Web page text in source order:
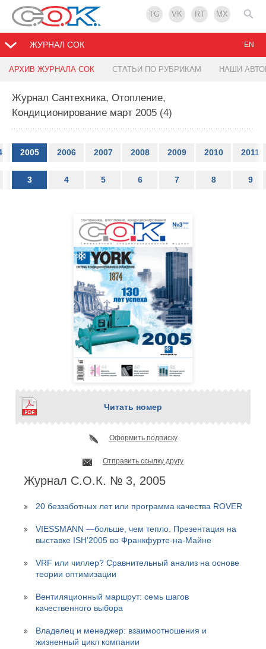
TG VK RT MX
ЖУРНАЛ СОК
АРХИВ ЖУРНАЛА СОК СТАТЬИ ПО РУБРИКАМ НАШИ
EN
Журнал Сантехника, Отопление,
Кондиционирование март 2005 (4)
2005 2006 2007 2008 2009 2010 2011
3 4 5 6 7 8 9
Читать номер
Оформить подписку
Отправить ссылку другу
Журнал С.О.К. № 3, 2005
20 беззаботных лет или программа качества ROVER
VIESSMANN —больше, чем тепло. Презентация на
выставке ISH'2005 во Франкфурте-на-Майне
VRF или чиллер? Сравнительный анализ на основе
теории оптимизации
Вентиляционный маршрут: семь шагов
качественного выбора
Владелец и менеджер: взаимоотношения и
жизненный цикл компании